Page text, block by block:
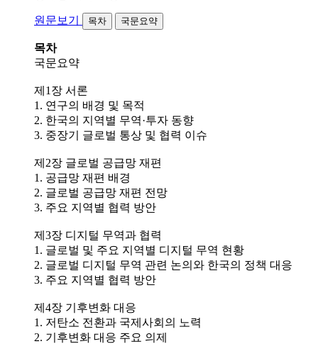
원문보기 목차 국문요약
목차
국문요약
제1장 서론
1. 연구의 배경 및 목적
2. 한국의 지역별 무역·투자 동향
3. 중장기 글로벌 통상 및 협력 이슈
제2장 글로벌 공급망 재편
1. 공급망 재편 배경
2. 글로벌 공급망 재편 전망
3. 주요 지역별 협력 방안
제3장 디지털 무역과 협력
1. 글로벌 및 주요 지역별 디지털 무역 현황
2. 글로벌 디지털 무역 관련 논의와 한국의 정책 대응
3. 주요 지역별 협력 방안
제4장 기후변화 대응
1. 저탄소 전환과 국제사회의 노력
2. 기후변화 대응 주요 의제